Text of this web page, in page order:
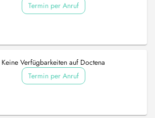
Termin per Anruf
Keine Verfügbarkeiten auf Doctena
Termin per Anruf